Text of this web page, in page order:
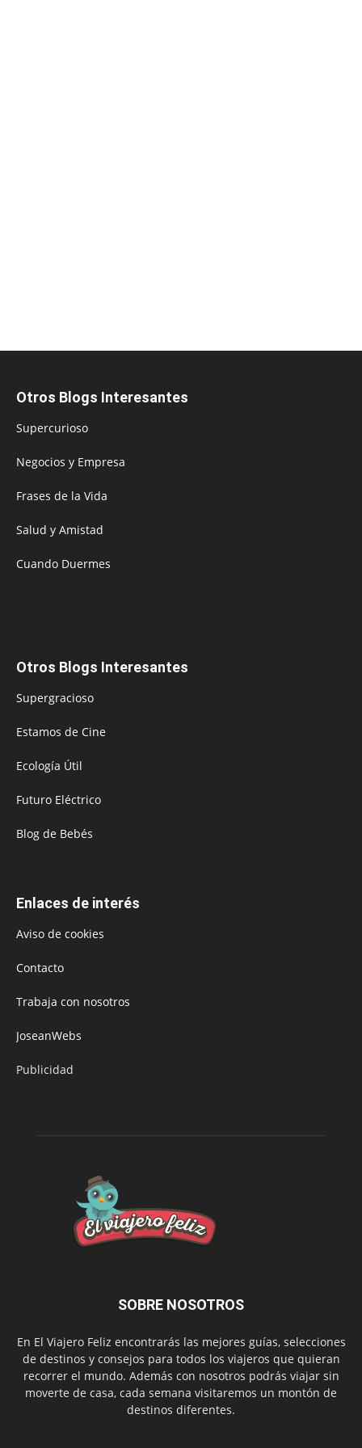
Otros Blogs Interesantes
Supercurioso
Negocios y Empresa
Frases de la Vida
Salud y Amistad
Cuando Duermes
Otros Blogs Interesantes
Supergracioso
Estamos de Cine
Ecología Útil
Futuro Eléctrico
Blog de Bebés
Enlaces de interés
Aviso de cookies
Contacto
Trabaja con nosotros
JoseanWebs
Publicidad
SOBRE NOSOTROS
En El Viajero Feliz encontrarás las mejores guías, selecciones
de destinos y consejos para todos los viajeros que quieran
recorrer el mundo. Además con nosotros podrás viajar sin
moverte de casa, cada semana visitaremos un montón de
destinos diferentes.